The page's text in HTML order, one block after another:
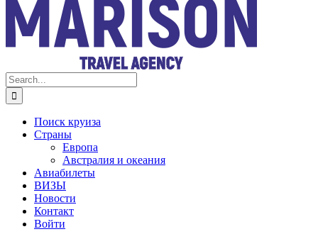
Search
for:
Поиск круиза
Страны
Европа
Австралия и океания
Авиабилеты
ВИЗЫ
Новости
Контакт
Войти